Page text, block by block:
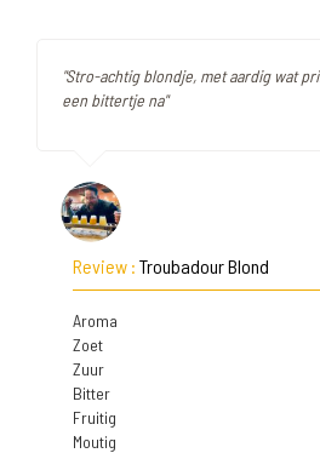
"Stro-achtig blondje, met aardig wat
een bittertje na"
Review : Troubadour Blond
Aroma
Zoet
Zuur
Bitter
Fruitig
Moutig